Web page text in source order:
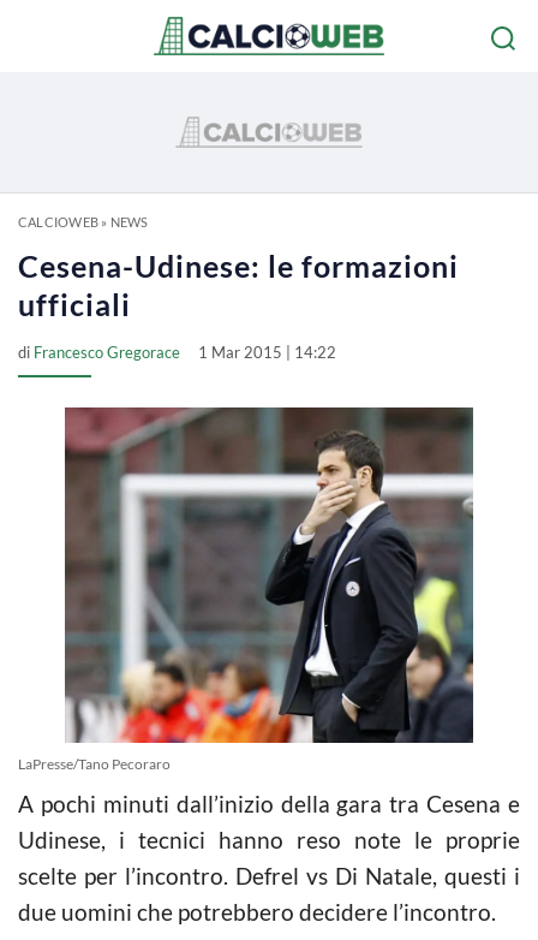
CALCIOWEB» NEWS
Cesena-Udinese: le formazioni
ufficiali
di Francesco Gregorace 1 Mar 2015 | 14:22
LaPresse/Tano Pecoraro
A pochi minuti dall’inizio della gara tra Cesena e
Udinese, i tecnici hanno reso note le proprie
scelte per l’incontro. Defrel vs Di Natale, questi i
due uomini che potrebbero decidere l’incontro.